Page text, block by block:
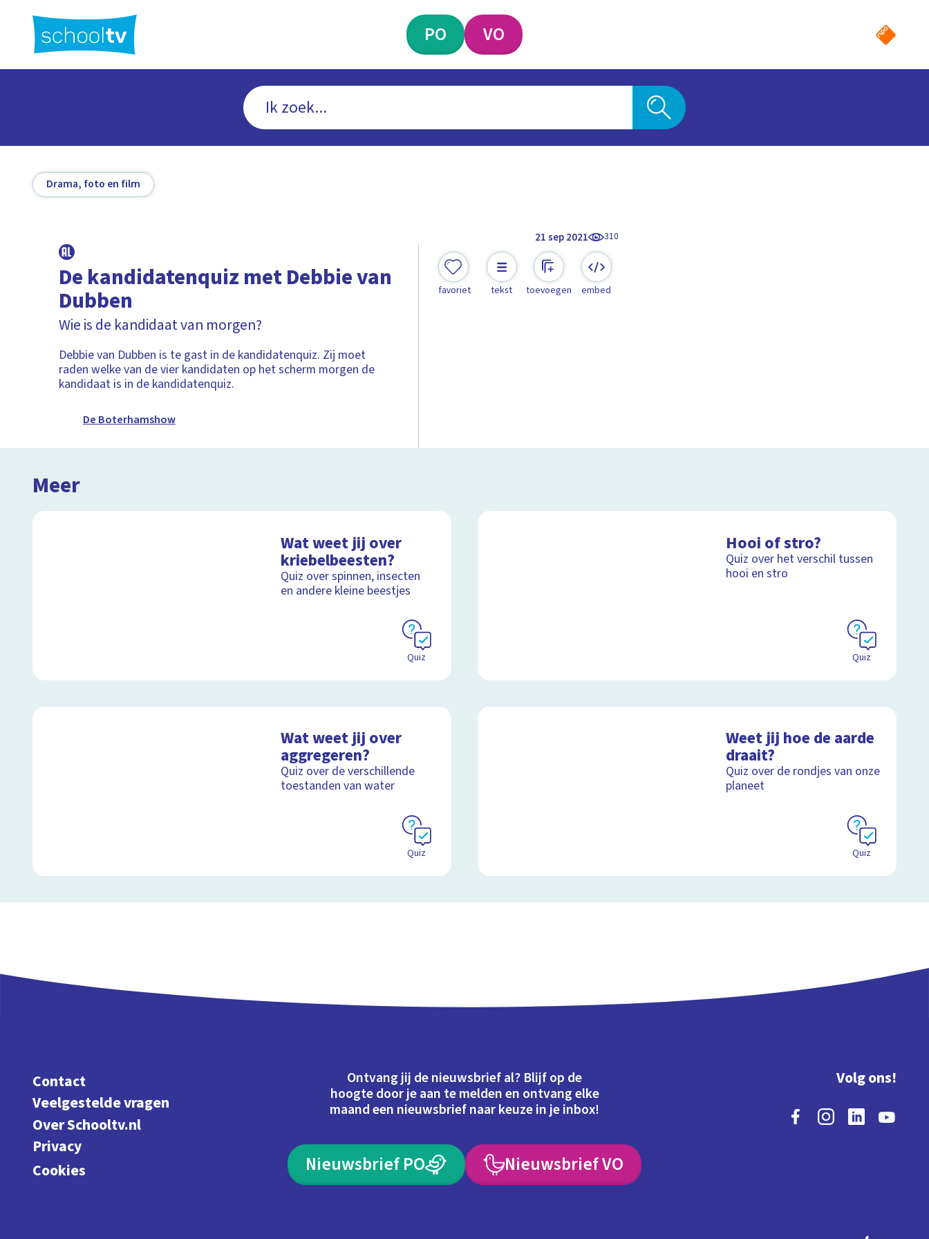
hoofdinhoud
PO VO
Drama, foto en film
21 sep 2021 310
De kandidatenquiz met Debbie van
Dubben
Wie is de kandidaat van morgen?
Debbie van Dubben is te gast in de kandidatenquiz. Zij moet
raden welke van de vier kandidaten op het scherm morgen de
kandidaat is in de kandidatenquiz.
De Boterhamshow
favoriet tekst toevoegen embed
Meer
Wat weet jij over
kriebelbeesten?
Quiz over spinnen, insecten
en andere kleine beestjes
Quiz
Hooi of stro?
Quiz over het verschil tussen
hooi en stro
Quiz
Wat weet jij over
aggregeren?
Quiz over de verschillende
toestanden van water
Quiz
Weet jij hoe de aarde
draait?
Quiz over de rondjes van onze
planeet
Quiz
Contact
Veelgestelde vragen
Over Schooltv.nl
Privacy
Cookies
Ontvang jij de nieuwsbrief al? Blijf op de
hoogte door je aan te melden en ontvang elke
maand een nieuwsbrief naar keuze in je inbox!
Nieuwsbrief PO Nieuwsbrief VO
Volg ons!